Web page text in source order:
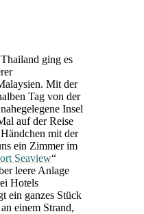
ging es
Mit der
Tag von der
Insel
auf der Reise
mit der
ein Zimmer im
Seaview“
leere Anlage
Hotels
ein ganzes Stück
einem Strand,